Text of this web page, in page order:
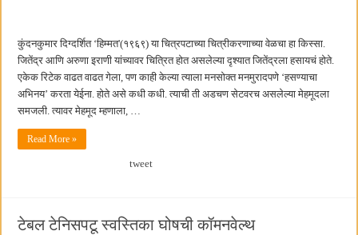
कुंदनकुमार दिग्दर्शित ‘हिम्मत'(१९६९) या चित्रपटाच्या चित्रीकरणाच्या वेळचा हा किस्सा.
जितेंद्र आणि अरुणा इराणी यांच्यावर चित्रित होत असलेल्या दृश्यात जितेंद्रला हसायचं होते.
एकेक रिटेक वाढत वाढत गेला, पण काही केल्या त्याला मनसोक्त मनमुरादपणे ‘हसण्याचा
अभिनय’ करता येईना. होते असे कधी कधी. त्याची ती अडचण सेटवरच असलेल्या मेहमूदला
समजली. त्यावर मेहमूद म्हणाला, …
Read More »
tweet
टेबल टेनिसपटू स्वस्तिका घोषची कॉमनवेल्थ